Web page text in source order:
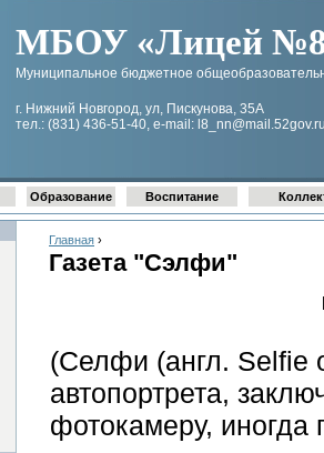
МБОУ «Лицей №8
Муниципальное бюджетное
г. Нижний Новгород, ул, Пискунова, 35А
тел.: (831) 436-51-40, e-mail:
Главная ›
Газета "Сэлфи"
(Селфи (англ. Selfie
автопортрета,
фотокамеру,
Образование Воспитание